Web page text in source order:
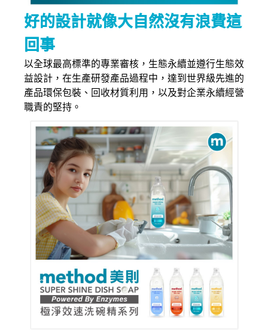
好的設計就像大自然沒有浪費這
回事
以全球最高標準的專業審核，生態永續並遵行生態效
益設計，在生產研發產品過程中，達到世界級先進的
產品環保包裝、回收材質利用，以及對企業永續經營
職責的堅持。